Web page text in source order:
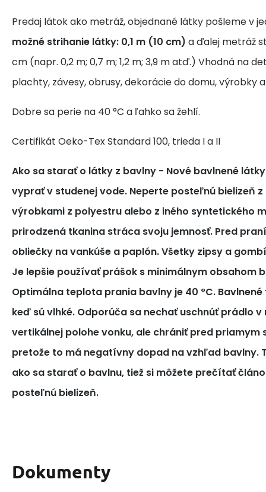
Predaj látok ako metráž, objednané látky pošleme v
možné strihanie látky: 0,1 m (10 cm) a ďalej metráž
cm (napr. 0,2 m; 0,7 m; 1,2 m; 3,9 m atď.) Vhodná na
plachty, závesy, obrusy, dekorácie do domu, výrobky
Dobre sa perie na 40 °C a ľahko sa žehlí.
Certifikát Oeko-Tex Standard 100, trieda I a II
Ako sa starať o látky z bavlny - Nové bavlnené
vyprať v studenej vode. Neperte posteľnú bielizeň
výrobkami z polyestru alebo z iného syntetického
prirodzená tkanina stráca svoju jemnosť. Pred
obliečky na vankúše a paplón. Všetky zipsy a
Je lepšie používať prášok s minimálnym obsahom
Optimálna teplota prania bavlny je 40 °C. Bavlnené
keď sú vlhké. Odporúča sa nechať uschnúť prádlo
vertikálnej polohe vonku, ale chrániť pred priamym
pretože to má negatívny dopad na vzhľad bavlny.
ako sa starať o bavlnu, tiež si môžete prečítať
posteľnú bielizeň.
Dokumenty